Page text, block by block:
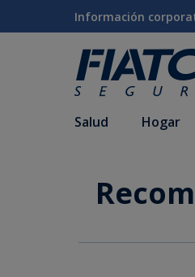
Saltar al contenido principal
Información
Salud Hogar